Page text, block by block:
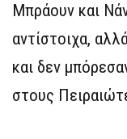
Μπράουν και
αντίστοιχα,
και δεν
στους